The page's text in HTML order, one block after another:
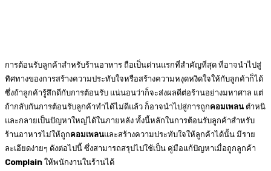
การต้อนรับลูกค้าสำหรับร้านอาหาร ถือเป็นด่านแรกที่สำคัญที่สุด ที่อาจนำไปสู่
ทิศทางของการสร้างความประทับใจหรือสร้างความหงุดหงิดใจให้กับลูกค้าก็ได้
ซึ่งถ้าลูกค้ารู้สึกดีกับการต้อนรับ แน่นอนว่าก็จะส่งผลดีต่อร้านอย่างมหาศาล แต่
ถ้ากลับกันการต้อนรับลูกค้าทำได้ไม่ดีแล้ว ก็อาจนำไปสู่การถูกคอมเพลน ตำหนิ
และกลายเป็นปัญหาใหญ่ได้ในภายหลัง ทั้งนี้หลักในการต้อนรับลูกค้าสำหรับ
ร้านอาหารไม่ให้ถูกคอมเพลนและสร้างความประทับใจให้ลูกค้าได้นั้น มีราย
ละเอียดง่ายๆ ดังต่อไปนี้ ซึ่งสามารถสรุปไปใช้เป็น คู่มือแก้ปัญหาเมื่อถูกลูกค้า
Complain ให้พนักงานในร้านได้